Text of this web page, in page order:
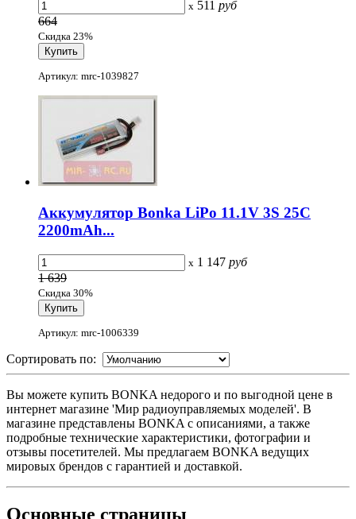
x 511 руб
664
Скидка 23%
Артикул: mrc-1039827
Аккумулятор Bonka LiPo 11.1V 3S 25C
2200mAh...
x 1 147 руб
1 639
Скидка 30%
Артикул: mrc-1006339
Сортировать по:
Вы можете купить BONKA недорого и по выгодной цене в
интернет магазине 'Мир радиоуправляемых моделей'. В
магазине представлены BONKA с описаниями, а также
подробные технические характеристики, фотографии и
отзывы посетителей. Мы предлагаем BONKA ведущих
мировых брендов с гарантией и доставкой.
Основные страницы